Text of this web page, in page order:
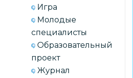
Игра
Молодые
специалисты
Образовательный
проект
Журнал